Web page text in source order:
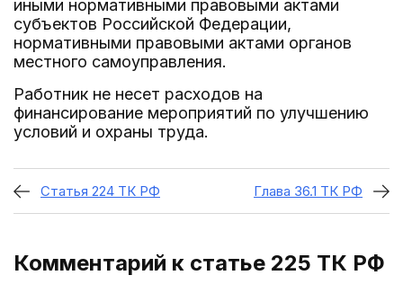
иными нормативными правовыми актами
субъектов Российской Федерации,
нормативными правовыми актами органов
местного самоуправления.
Работник не несет расходов на
финансирование мероприятий по улучшению
условий и охраны труда.
Статья 224 ТК РФ Глава 36.1 ТК РФ
Комментарий к статье 225 ТК РФ